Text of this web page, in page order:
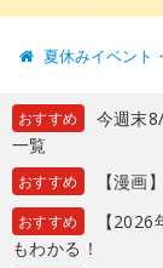
夏休みイベント
おすすめ
今週末
一覧
おすすめ 【漫画
おすすめ
【
もわかる！